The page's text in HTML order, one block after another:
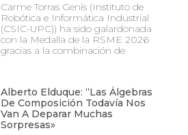
Carme Torras Genís (Instituto de
Robótica e Informática Industrial
(CSIC-UPC)) ha sido galardonada
con la Medalla de la RSME 2026
gracias a la combinación de
Alberto Elduque: “Las Álgebras
De Composición Todavía Nos
Van A Deparar Muchas
Sorpresas»